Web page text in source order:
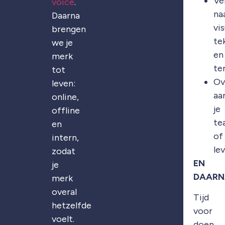
Daarna
brengen
we je
merk
tot
leven:
online,
offline
en
intern,
zodat
je
merk
overal
hetzelfde
voelt.
en
je
of
EN
Tijd
voor